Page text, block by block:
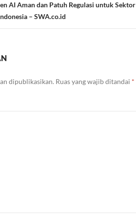
AI Aman dan Patuh Regulasi untuk Sektor
– SWA.co.id
dipublikasikan. Ruas yang wajib ditandai *